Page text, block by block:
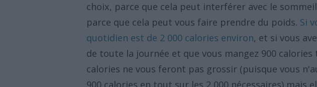
choix, parce que cela peut interférer avec le
parce que cela peut vous faire prendre du poids. Si
quotidien est de 2 000 calories environ, et si vous
de toute la journée et que vous mangez 900 calories
calories ne vous feront pas grossir (puisque vous
900 calories en tout sur les 2 000 nécessaires) mais